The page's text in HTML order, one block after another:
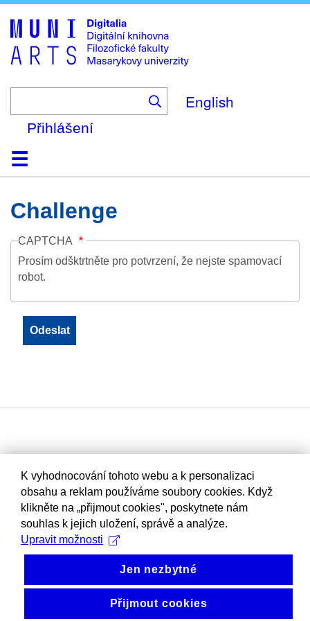
to
main
content
English
Přihlášení
DomůKolekce
Prohlížení
Vyhledávání
O platformě
Nápověda
KontaktDigitalia
Challenge
CAPTCHA
Prosím odšktrtněte pro potvrzení, že nejste spamovací
robot.
K vyhodnocování tohoto webu a k personalizaci
obsahu a reklam používáme soubory cookies. Když
klikněte na „přijmout cookies", poskytnete nám
souhlas k jejich uložení, správě a analýze.
Upravit možnosti
Jen nezbytné
Přijmout cookies